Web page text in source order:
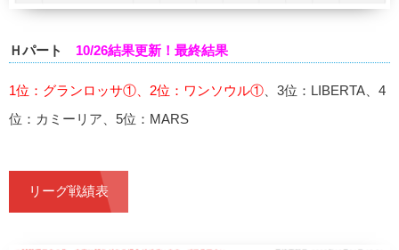
Ｈパート 10/26結果更新！最終結果
1位：グランロッサ①、2位：ワンソウル① 、3位：LIBERTA、4
位：カミーリア、5位：MARS
リーグ戦績表